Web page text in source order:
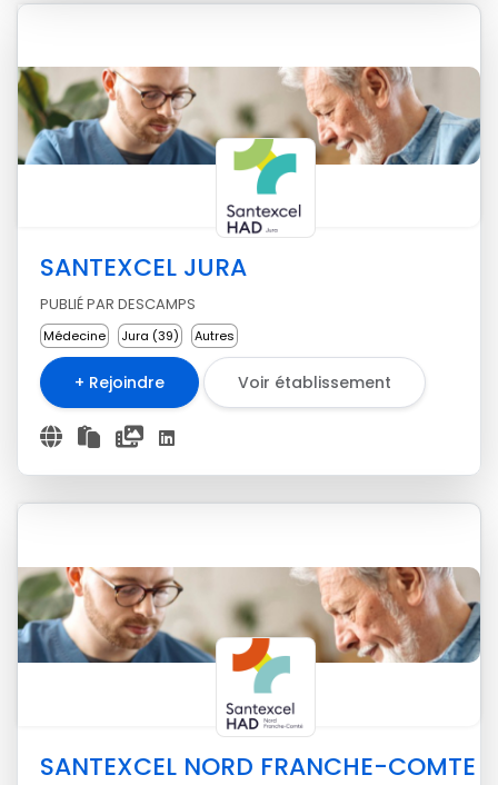
SANTEXCEL JURA
PUBLIÉ PAR DESCAMPS
Médecine Jura (39) Autres
+ Rejoindre Voir établissement
SANTEXCEL NORD FRANCHE-COMTE